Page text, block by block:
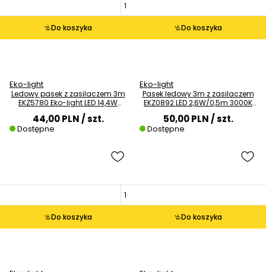
Do koszyka
Eko-light
Ledowy pasek z zasilaczem 3m
EKZ5780 Eko-light LED 14,4W
3000K czarny
44,00 PLN/ szt.
Dostępne
Do koszyka
Eko-light
Pasek ledowy 3m z zasilaczem
EKZ0892 LED 2,6W/0,5m 3000K
IP65 czarny
50,00 PLN/ szt.
Dostępne
Do koszyka Do koszyka